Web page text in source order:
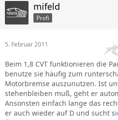
mifeld
Profi
5. Februar 2011
Beim 1,8 CVT funktionieren die
benutze sie häufig zum
Motorbremse auszunutzen. Ist
stehenbleiben muß, geht er
Ansonsten einfach lange das
er auch wieder auf D und sucht